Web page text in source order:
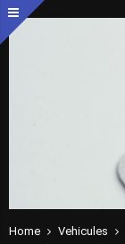
Home Vehicules